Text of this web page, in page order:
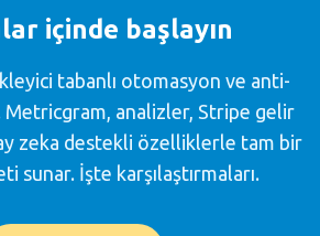
içinde başlayın
tabanlı otomasyon ve anti-
Metricgram, analizler, Stripe gelir
zeka destekli özelliklerle tam bir
sunar. İşte karşılaştırmaları.